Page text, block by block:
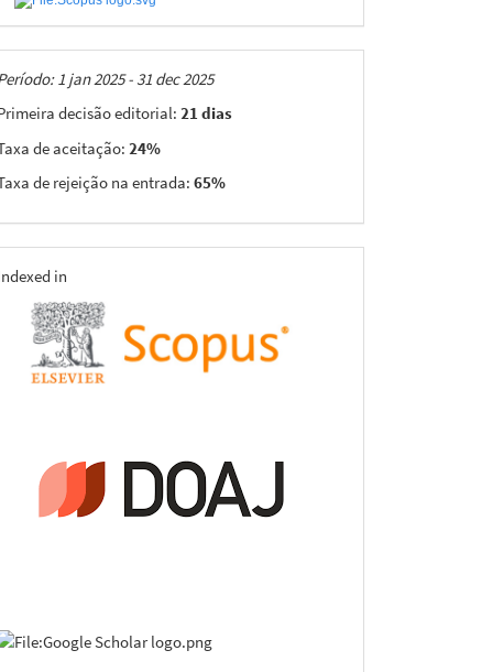
1 jan 2025 - 31 dec 2025
decisão editorial: 21 dias
de aceitação: 24%
de rejeição na entrada: 65%
in